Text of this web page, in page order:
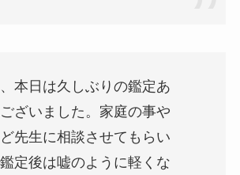
本日は久しぶりの鑑定あ
ざいました。家庭の事や
先生に相談させてもらい
定後は嘘のように軽くな